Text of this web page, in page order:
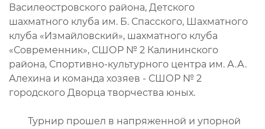
Василеостровского района, Детского
шахматного клуба им. Б. Спасского, Шахматного
клуба «Измайловский», шахматного клуба
«Современник», СШОР № 2 Калининского
района, Спортивно-культурного центра им. А.А.
Алехина и команда хозяев - СШОР № 2
городского Дворца творчества юных.
Турнир прошел в напряженной и упорной